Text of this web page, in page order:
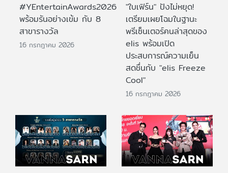
#YEntertainAwards2026
พร้อมรันอย่างเข้ม กับ 8
สาขารางวัล
16 กรกฎาคม 2026
"ใบเฟิร์น" ปังไม่หยุด!
เตรียมเผยโฉมในฐานะ
พรีเซ็นเตอร์คนล่าสุดของ
elis พร้อมเปิด
ประสบการณ์ความเย็น
สดชื่นกับ "elis Freeze
Cool"
16 กรกฎาคม 2026